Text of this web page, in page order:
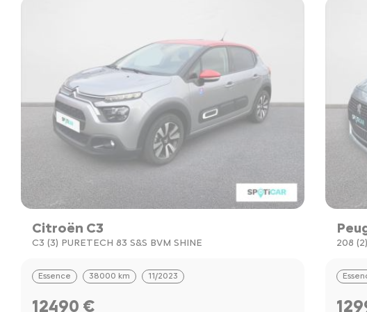
Citroën C3
C3 (3) PURETECH 83 S&S BVM SHINE
Essence 38000 km 11/2023
12490 €
208